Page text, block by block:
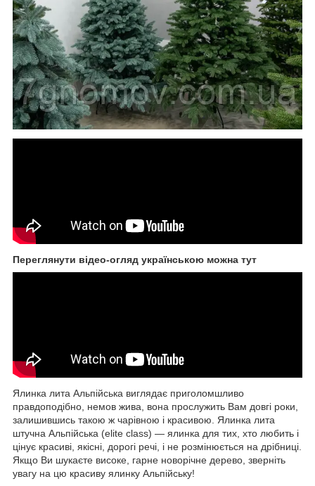
Переглянути відео-огляд українською можна тут
Ялинка лита Альпійська виглядає приголомшливо
правдоподібно, немов жива, вона прослужить Вам довгі роки,
залишившись такою ж чарівною і красивою. Ялинка лита
штучна Альпійська (elite class) ― ялинка для тих, хто любить і
цінує красиві, якісні, дорогі речі, і не розмінюється на дрібниці.
Якщо Ви шукаєте високе, гарне новорічне дерево, зверніть
увагу на цю красиву ялинку Альпійську!